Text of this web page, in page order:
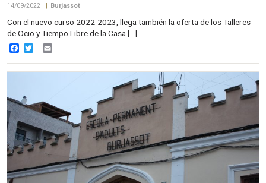
14/09/2022 | Burjassot
Con el nuevo curso 2022-2023, llega también la oferta de los Talleres
de Ocio y Tiempo Libre de la Casa […]
Facebook
Twitter